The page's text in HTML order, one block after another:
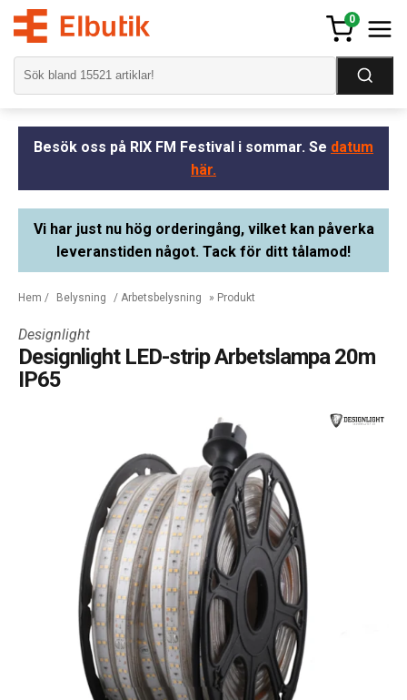
0
Besök oss på RIX FM Festival i sommar. Se datum
här.
Vi har just nu hög orderingång, vilket kan påverka
leveranstiden något. Tack för ditt tålamod!
Hem / Belysning / Arbetsbelysning » Produkt
Designlight
Designlight LED-strip Arbetslampa 20m
IP65